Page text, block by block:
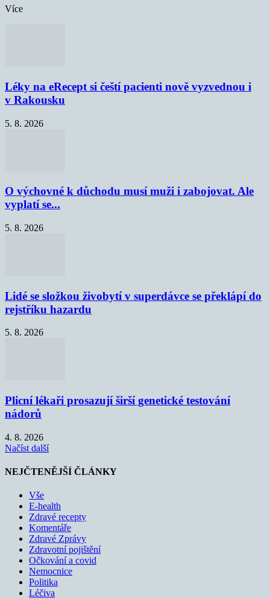
Více
Léky na eRecept si čeští pacienti nově vyzvednou i
v Rakousku
5. 8. 2026
O výchovné k důchodu musí muži i zabojovat. Ale
vyplatí se...
5. 8. 2026
Lidé se složkou živobytí v superdávce se překlápí do
rejstříku hazardu
5. 8. 2026
Plicní lékaři prosazují širší genetické testování
nádorů
4. 8. 2026
Načíst další
NEJČTENĚJŠÍ ČLÁNKY
Vše
E-health
Zdravé recepty
Komentáře
Zdravé Zprávy
Zdravotní pojištění
Očkování a covid
Nemocnice
Politika
Léčiva